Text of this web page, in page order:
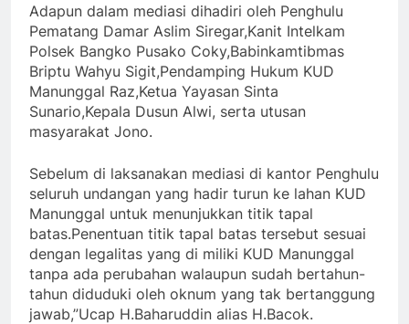
Adapun dalam mediasi dihadiri oleh Penghulu
Pematang Damar Aslim Siregar,Kanit Intelkam
Polsek Bangko Pusako Coky,Babinkamtibmas
Briptu Wahyu Sigit,Pendamping Hukum KUD
Manunggal Raz,Ketua Yayasan Sinta
Sunario,Kepala Dusun Alwi, serta utusan
masyarakat Jono.
Sebelum di laksanakan mediasi di kantor Penghulu
seluruh undangan yang hadir turun ke lahan KUD
Manunggal untuk menunjukkan titik tapal
batas.Penentuan titik tapal batas tersebut sesuai
dengan legalitas yang di miliki KUD Manunggal
tanpa ada perubahan walaupun sudah bertahun-
tahun diduduki oleh oknum yang tak bertanggung
jawab,”Ucap H.Baharuddin alias H.Bacok.